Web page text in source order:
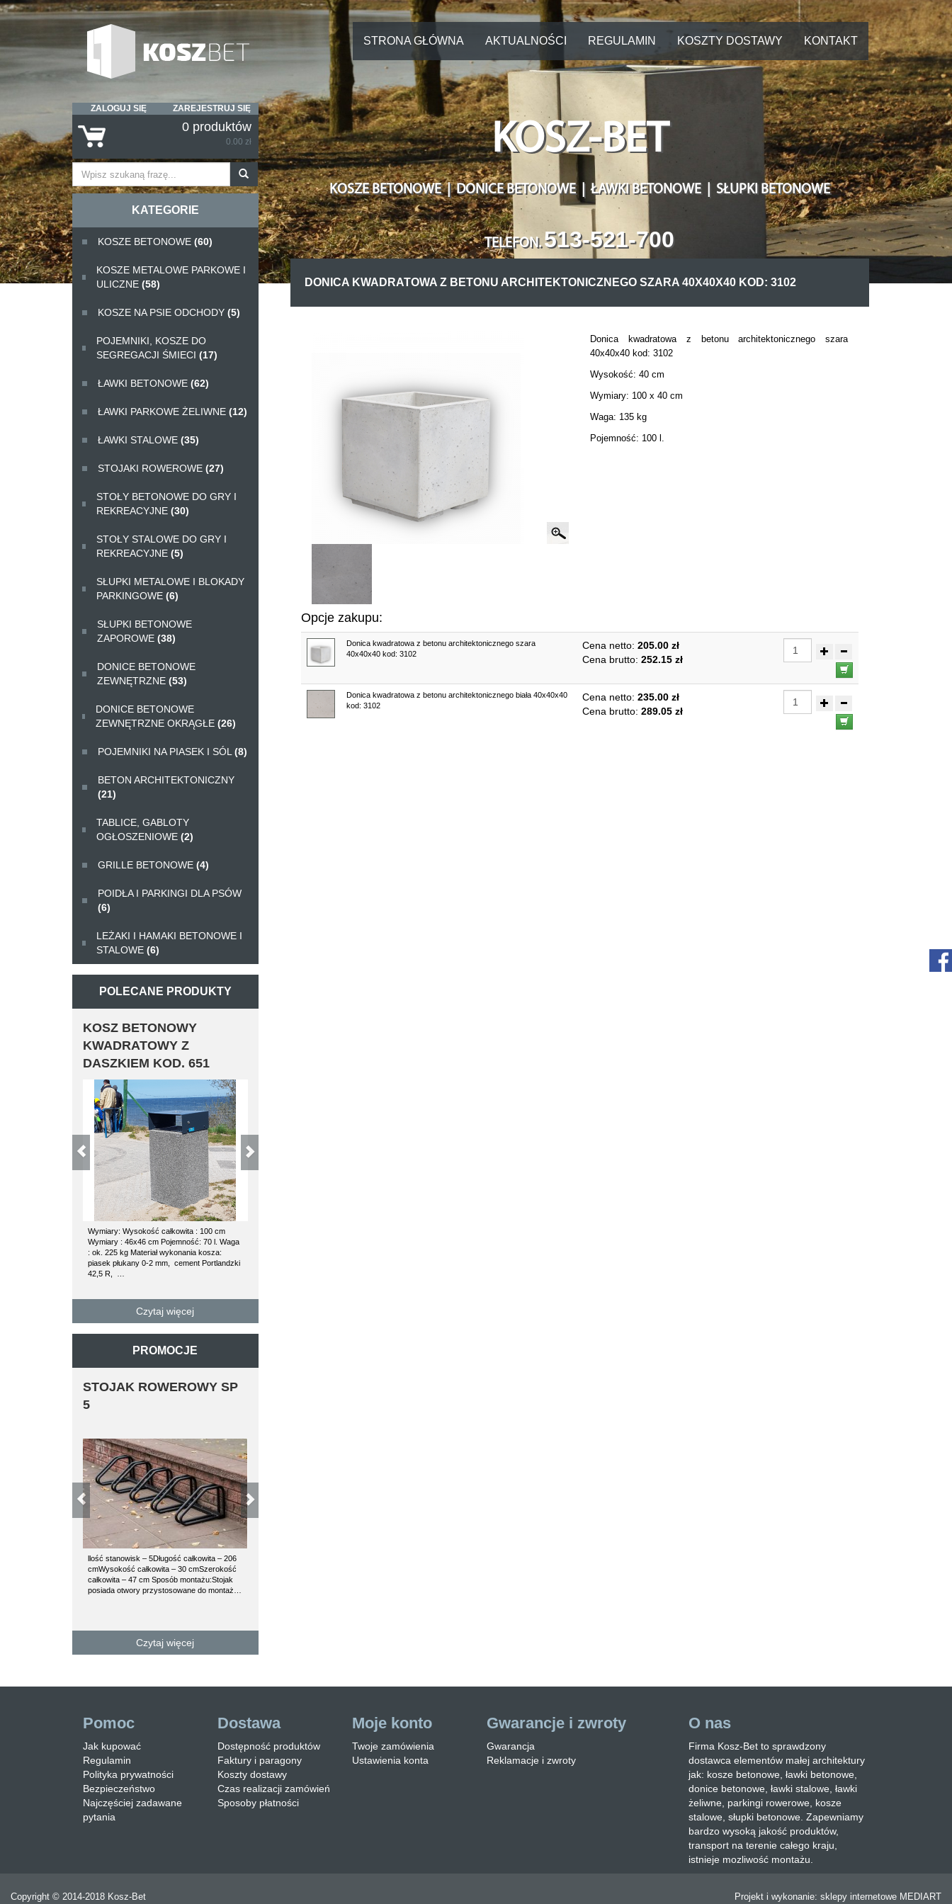
STRONA GŁÓWNA AKTUALNOŚCI REGULAMIN KOSZTY DOSTAWY KONTAKT
ZALOGUJ SIĘ ZAREJESTRUJ SIĘ
0 produktów
0.00 zł
KATEGORIE
KOSZE BETONOWE (60)
KOSZE METALOWE PARKOWE I
ULICZNE (58)
KOSZE NA PSIE ODCHODY (5)
POJEMNIKI, KOSZE DO
SEGREGACJI ŚMIECI (17)
ŁAWKI BETONOWE (62)
ŁAWKI PARKOWE ŻELIWNE (12)
ŁAWKI STALOWE (35)
STOJAKI ROWEROWE (27)
STOŁY BETONOWE DO GRY I
REKREACYJNE (30)
STOŁY STALOWE DO GRY I
REKREACYJNE (5)
SŁUPKI METALOWE I BLOKADY
PARKINGOWE (6)
SŁUPKI BETONOWE
ZAPOROWE (38)
DONICE BETONOWE
ZEWNĘTRZNE (53)
DONICE BETONOWE
ZEWNĘTRZNE OKRĄGŁE(26)
POJEMNIKI NA PIASEK I SÓL (8)
BETON ARCHITEKTONICZNY
(21)
TABLICE, GABLOTY
OGŁOSZENIOWE(2)
GRILLE BETONOWE (4)
POIDŁA I PARKINGI DLA PSÓW
(6)
LEŻAKI I HAMAKI BETONOWE I
STALOWE (6)
POLECANE PRODUKTY
KOSZ BETONOWY
KWADRATOWY Z
DASZKIEM KOD. 651
Wymiary: Wysokość całkowita : 100 cm
Wymiary : 46x46 cm Pojemność: 70 l. Waga
: ok. 225 kg Materiał wykonania kosza:
piasek płukany 0-2 mm, cement Portlandzki
42,5 R, …
Czytaj więcej
PROMOCJE
STOJAK ROWEROWY SP
llość stanowisk – 5Długość całkowita – 206
cmWysokość całkowita – 30 cmSzerokość
całkowita – 47 cm Sposób montażu:Stojak
posiada otwory przystosowane do montaż…
Czytaj więcej
KOSZ-BET
KOSZE BETONOWE | DONICE BETONOWE | ŁAWKI BETONOWE | SŁUPKI BETONOWE
TELEFON.513-521-700
DONICA KWADRATOWA Z BETONU ARCHITEKTONICZNEGO SZARA 40X40X40 KOD: 3102
Donica kwadratowa z betonu architektonicznego szara
40x40x40 kod: 3102
Wysokość: 40 cm
Wymiary: 100 x 40 cm
Waga: 135 kg
Pojemność: 100 l.
Opcje zakupu:
Donica kwadratowa z betonu architektonicznego szara
40x40x40 kod: 3102
Cena netto: 205.00 zł
Cena brutto: 252.15 zł
Donica kwadratowa z betonu architektonicznego biała 40x40x40
kod: 3102
Cena netto: 235.00 zł
Cena brutto: 289.05 zł
Pomoc
Jak kupować
Regulamin
Polityka prywatności
Bezpieczeństwo
Najczęściej zadawane
pytania
Dostawa
Dostępność produktów
Faktury i paragony
Koszty dostawy
Czas realizacji zamówień
Sposoby płatności
Moje konto
Twoje zamówienia
Ustawienia konta
Gwarancje i zwroty
Gwarancja
Reklamacje i zwroty
O nas
Firma Kosz-Bet to sprawdzony
dostawca elementów małej architektury
jak: kosze betonowe, ławki betonowe,
donice betonowe, ławki stalowe, ławki
żeliwne, parkingi rowerowe, kosze
stalowe, słupki betonowe. Zapewniamy
bardzo wysoką jakość produktów,
transport na terenie całego kraju,
istnieje mozliwość montażu.
Copyright © 2014-2018 Kosz-Bet Projekt i wykonanie: sklepy internetowe MEDIART